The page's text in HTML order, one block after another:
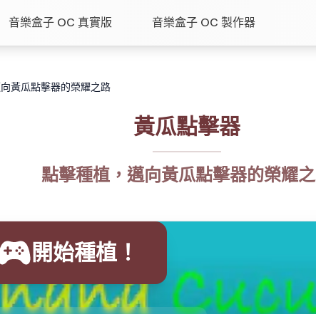
音樂盒子 OC 真實版 音樂盒子 OC 製作器
黃瓜點擊器的榮耀之路
黃瓜點擊器
點擊種植，邁向黃瓜點擊器的榮耀
開始種植！